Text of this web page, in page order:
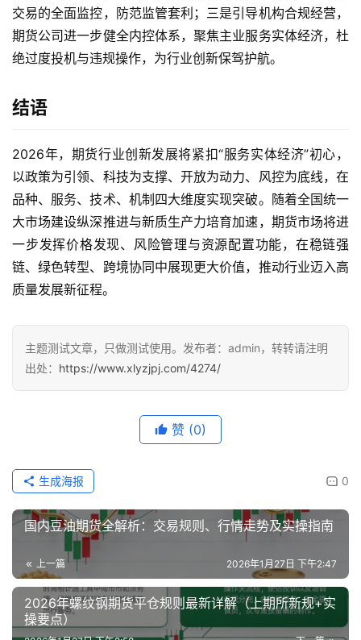
交易的全面监控，防范监管套利；三是引导机构合规经营，
期货公司进一步健全内控体系，聚焦主业服务实体经济，杜
绝过度投机与违规操作，为行业创新保驾护航。
结语
2026年，期货行业创新发展将紧扣“服务实体经济”初心，
以政策为引领、科技为支撑、开放为动力、风控为底线，在
品种、服务、技术、机制四大维度实现突破。随着全国统一
大市场建设纵深推进与新质生产力培育加速，期货市场将进
一步发挥价格发现、风险管理与资源配置功能，在稳链强
链、绿色转型、跨境协同中展现更大价值，推动行业迈入高
质量发展新征程。
主题测试文章，只做测试使用。发布者：admin，转转请注明
出处： https://www.xlyzjpj.com/4274/
赞 (0)
0
生成海报
国内豆油期货全解析：交易规则、行情走势及实操指南
上一篇 2026年1月27日 下午2:47
2026年螺纹钢期货平仓规则最新详解（上期所新规+实
操要点）